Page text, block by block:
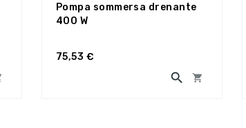
Pompa sommersa drenante
400 W
75,53 €

